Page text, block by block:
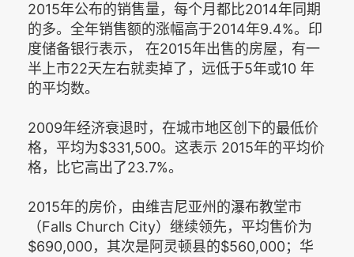
2015年公布的销售量，每个月都比2014年同期
的多。全年销售额的涨幅高于2014年9.4%。印
度储备银行表示， 在2015年出售的房屋，有一
半上市22天左右就卖掉了，远低于5年或10 年
的平均数。
2009年经济衰退时，在城市地区创下的最低价
格，平均为$331,500。这表示 2015年的平均价
格，比它高出了23.7%。
2015年的房价，由维吉尼亚州的瀑布教堂市
（Falls Church City）继续领先，平均售价为
$690,000，其次是阿灵顿县的$560,000；华